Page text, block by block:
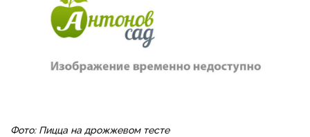
Фото: Пицца на дрожжевом тесте